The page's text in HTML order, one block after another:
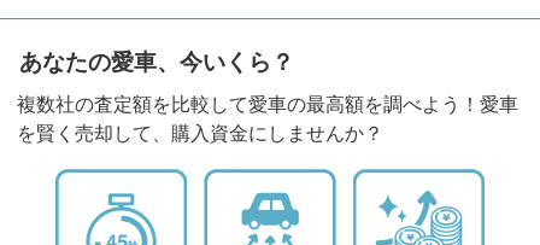
あなたの愛車、今いくら？
複数社の査定額を比較して愛車の最高額を調べよう！愛車
を賢く売却して、購入資金にしませんか？